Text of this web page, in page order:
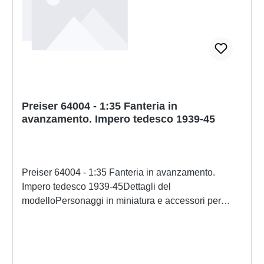
Preiser 64004 - 1:35 Fanteria in
avanzamento. Impero tedesco 1939-45
Preiser 64004 - 1:35 Fanteria in avanzamento.
Impero tedesco 1939-45Dettagli del
modelloPersonaggi in miniatura e accessori per